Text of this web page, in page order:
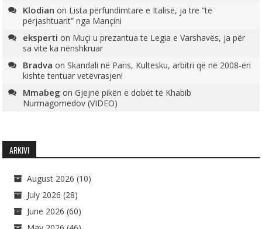
Klodian on Lista përfundimtare e Italisë, ja tre “të
përjashtuarit” nga Mançini
eksperti on Muçi u prezantua te Legia e Varshavës, ja për
sa vite ka nënshkruar
Bradva onSkandali në Paris, Kultesku, arbitri që në 2008-ën
kishte tentuar vetëvrasjen!
Mmabeg onGjejnë pikën e dobët të Khabib
Nurmagomedov (VIDEO)
ARKIVI
August 2026 (10)
July 2026 (28)
June 2026 (60)